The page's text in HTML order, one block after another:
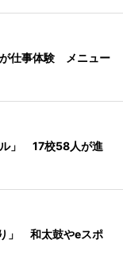
仕事体験 メニュー
ル」 17校58人が進
」 和太鼓やeスポ